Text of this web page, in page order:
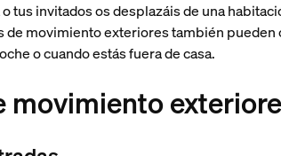
invitados os desplazáis de una
movimiento exteriores también
o cuando estás fuera de casa.
movimiento